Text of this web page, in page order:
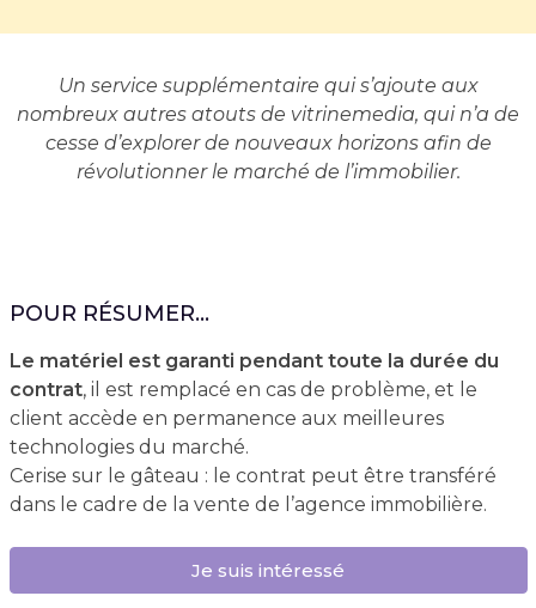
Un service supplémentaire qui s’ajoute aux
nombreux autres atouts de vitrinemedia, qui n’a de
cesse d’explorer de nouveaux horizons afin de
révolutionner le marché de l’immobilier.
POUR RÉSUMER...
Le matériel est garanti pendant toute la durée du
contrat, il est remplacé en cas de problème, et le
client accède en permanence aux meilleures
technologies du marché.
Cerise sur le gâteau : le contrat peut être transféré
dans le cadre de la vente de l’agence immobilière.
Je suis intéressé